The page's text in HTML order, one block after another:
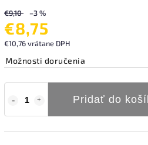
€9,10 –3 %
€8,75
€10,76 vrátane DPH
Možnosti doručenia
Pridať do